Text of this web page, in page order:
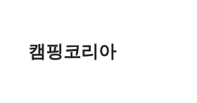
캠핑코리아